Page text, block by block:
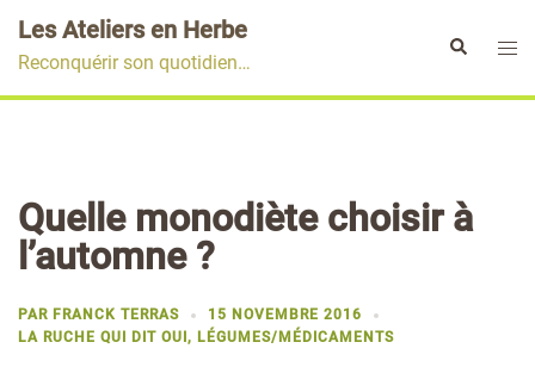
au
contenu
Les Ateliers en Herbe
Reconquérir son quotidien…
Rechercher
Quelle monodiète choisir à
l’automne ?
PAR FRANCK TERRAS
15 NOVEMBRE 2016
LA RUCHE QUI DIT OUI , LÉGUMES/MÉDICAMENTS